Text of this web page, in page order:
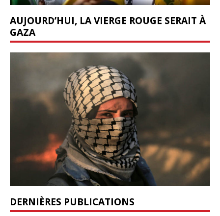
AUJOURD’HUI, LA VIERGE ROUGE SERAIT À
GAZA
DERNIÈRES PUBLICATIONS